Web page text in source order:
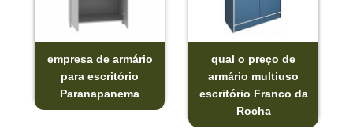
empresa de armário
para escritório
Paranapanema
qual o preço de
armário multiuso
escritório Franco da
Rocha